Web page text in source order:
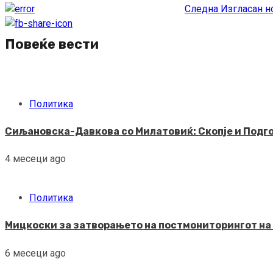
Reading
Следна Изгласан
Повеќе вести
Политика
Сиљановска-Давкова со Милатовиќ: Скопје и
4 месеци ago
Политика
Мицкоски за затворањето на постмониторингот
6 месеци ago